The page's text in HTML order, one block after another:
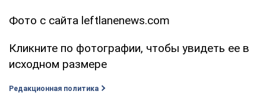
Фото с сайта leftlanenews.com
Кликните по фотографии, чтобы увидеть ее в
исходном размере
Редакционная политика